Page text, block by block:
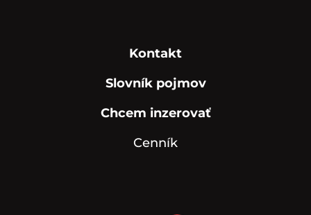
Kontakt
Slovník pojmov
Chcem inzerovať
Cenník